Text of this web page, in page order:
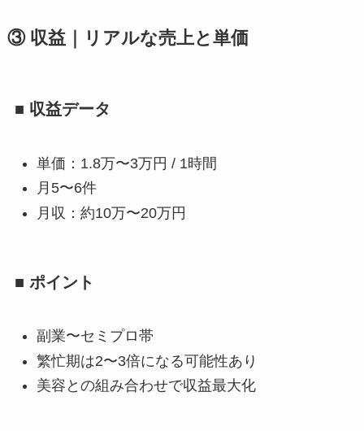
③ 収益｜リアルな売上と単価
■ 収益データ
単価：1.8万〜3万円 / 1時間
月5〜6件
月収：約10万〜20万円
■ ポイント
副業〜セミプロ帯
繁忙期は2〜3倍になる可能性あり
美容との組み合わせで収益最大化